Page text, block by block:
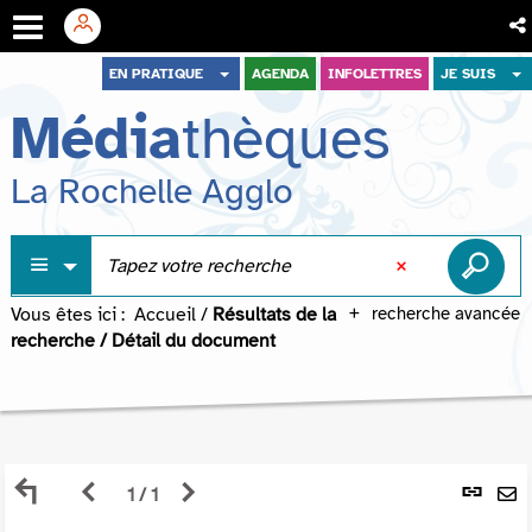
menu
contenu
recherche
EN PRATIQUE AGENDA INFOLETTRES JE SUIS
Médiathèques
La Rochelle Agglo
recherche avancée
Vous êtes ici : Accueil / Résultats de la
recherche / Détail du document
Retour
Page
1 / 1
Page